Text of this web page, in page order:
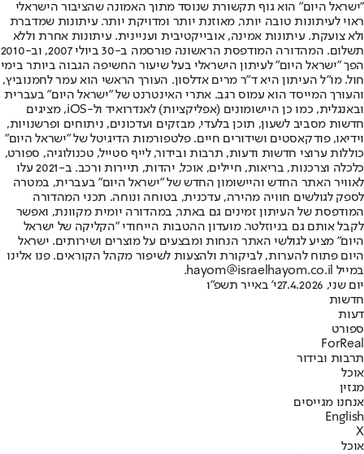
"ישראל היום" הוא גוף תקשורת שנוסד מתוך האמונה שהציבור הישראלי
ראוי לעיתונות טובה יותר, מאוזנת יותר ומדויקת יותר. עיתונות שמדברת
ולא צועקת. עיתונות אמינה, אובייקטיבית ועניינית. עיתונות אחרת וללא
תשלום. המהדורה המודפסת הראשונה פורסמה ב-30 ביולי 2007, וב-2010
הפך "ישראל היום" לעיתון הישראלי בעל שיעור החשיפה הגבוה ביותר בימי
חול. מו"ל העיתון היא ד"ר מרים אדלסון. העורך הראשי הוא עמר לחמנוביץ,
והעורך המייסד הוא עמוס רגב. אתרי האינטרנט של "ישראל היום" בעברית
ובאנגלית, כמו כן היישומונים (אפליקציות) לאנדרואיד ול-iOS, מציגים
חדשות מסביב לשעון, תוכן בלעדי, מבזקים ועדכונים, ניתוחים ופרשנויות,
וידיאו, פודקאסטים ושידורים חיים. פלטפורמות הדיגיטל של "ישראל היום"
כוללות ערוצי חדשות ודעות, תרבות ובידור, לייף סטייל, טכנולוגיה, ספורט,
כלכלה וצרכנות, בריאות, חיילים, אוכל, יהדות, תיירות ורכב. ב-2021 עלו
לאוויר האתר החדש והיישומון החדש של "ישראל היום" בעברית, במטרה
לספק לגולשים חוויה מהירה, עדכנית, בטוחה ונוחה. תכני המהדורה
המודפסת של העיתון זמינים גם באתר, במהדורה יומית מקוונת, ואפשר
לקבל אותם גם בניוזלטר. מועדון ההטבות הייחודי "הקליקה של ישראל
היום" מציע לגולשי האתר הנחות ומבצעים על מוצרים ושירותים. ישראל
היום פתוח להערות, לביקורת ולהצעות לשיפור מקהל הקוראים. פנו אלינו
במייל hayom@israelhayom.co.il.
יום שני, 27.4.2026
י' באייר תשפ"ו
חדשות
דעות
ספורט
ForReal
תרבות ובידור
אוכל
מגזין
אנחנו מגייסים
English
X
אוכל